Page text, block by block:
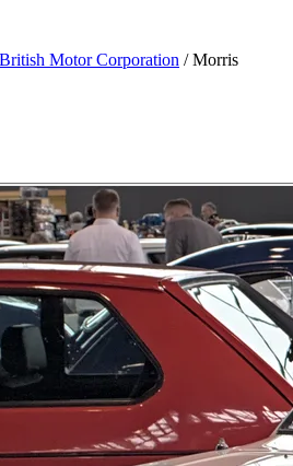
British Motor Corporation / Morris